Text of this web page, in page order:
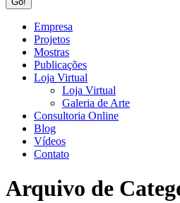
Empresa
Projetos
Mostras
Publicações
Loja Virtual
Loja Virtual
Galeria de Arte
Consultoria Online
Blog
Vídeos
Contato
Arquivo de